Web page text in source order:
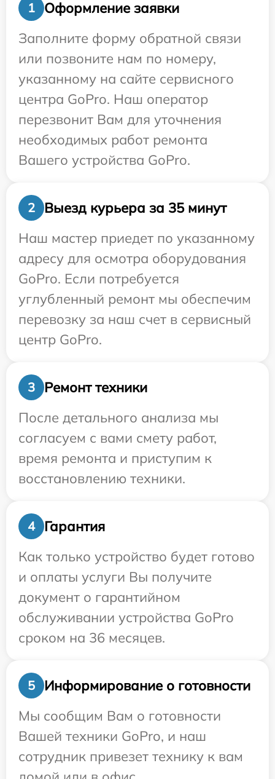
1
Оформление заявки
Заполните форму обратной связи
или позвоните нам по номеру,
указанному на сайте сервисного
центра GoPro. Наш оператор
перезвонит Вам для уточнения
необходимых работ ремонта
Вашего устройства GoPro.
2
Выезд курьера за 35 минут
Наш мастер приедет по указанному
адресу для осмотра оборудования
GoPro. Если потребуется
углубленный ремонт мы обеспечим
перевозку за наш счет в сервисный
центр GoPro.
3
Ремонт техники
После детального анализа мы
согласуем с вами смету работ,
время ремонта и приступим к
восстановлению техники.
4
Гарантия
Как только устройство будет готово
и оплаты услуги Вы получите
документ о гарантийном
обслуживании устройства GoPro
сроком на 36 месяцев.
5
Информирование о готовности
Мы сообщим Вам о готовности
Вашей техники GoPro, и наш
сотрудник привезет технику к вам